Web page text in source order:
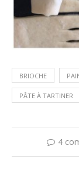
BRIOCHE
PÂTE À TARTINER
4